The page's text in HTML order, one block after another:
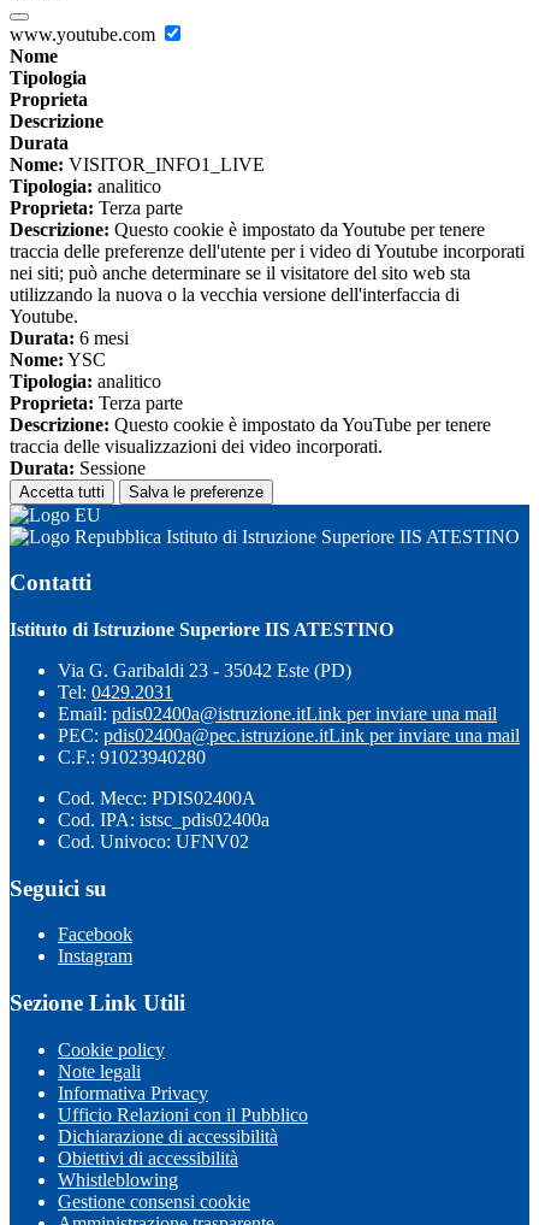
www.youtube.com
Nome
Tipologia
Proprieta
Descrizione
Durata
Nome: VISITOR_INFO1_LIVE
Tipologia: analitico
Proprieta: Terza parte
Descrizione: Questo cookie è impostato da Youtube per tenere
traccia delle preferenze dell'utente per i video di Youtube incorporati
nei siti; può anche determinare se il visitatore del sito web sta
utilizzando la nuova o la vecchia versione dell'interfaccia di
Youtube.
Durata: 6 mesi
Nome: YSC
Tipologia: analitico
Proprieta: Terza parte
Descrizione: Questo cookie è impostato da YouTube per tenere
traccia delle visualizzazioni dei video incorporati.
Durata: Sessione
Accetta tutti Salva le preferenze
Istituto di Istruzione Superiore IIS ATESTINO
Contatti
Istituto di Istruzione Superiore IIS ATESTINO
Via G. Garibaldi 23 - 35042 Este (PD)
Tel: 0429.2031
Email: pdis02400a@istruzione.itLink per inviare una mail
PEC: pdis02400a@pec.istruzione.itLink per inviare una mail
C.F.: 91023940280
Cod. Mecc: PDIS02400A
Cod. IPA: istsc_pdis02400a
Cod. Univoco: UFNV02
Seguici su
Facebook
Instagram
Sezione Link Utili
Cookie policy
Note legali
Informativa Privacy
Ufficio Relazioni con il Pubblico
Dichiarazione di accessibilità
Obiettivi di accessibilità
Whistleblowing
Gestione consensi cookie